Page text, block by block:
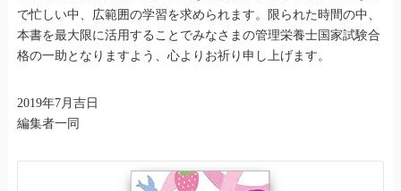
で忙しい中、広範囲の学習を求められます。限られた時間の中、
本書を最大限に活用することでみなさまの管理栄養士国家試験合
格の一助となりますよう、心よりお祈り申し上げます。
2019年7月吉日
編集者一同